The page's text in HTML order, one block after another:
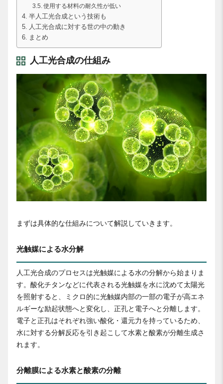
使用する材料の耐久性が低い
半人工光合成という技術も
人工光合成に対する世の中の動き
まとめ
人工光合成の仕組み
まずは具体的な仕組みについて解説していきます。
光触媒による水分解
人工光合成のプロセスは光触媒による水の分解から始まりま
す。酸化チタンなどに代表される光触媒を水に沈めて太陽光
を照射すると、ミクロ的に光触媒内部の一部の電子が高エネ
ルギーな励起状態へと変化し、正孔と電子へと分離します。
電子と正孔はそれぞれ強い酸化・還元力を持っているため、
水に対する分解反応を引き起こして水素と酸素が分離生成さ
れます。
分離膜による水素と酸素の分離